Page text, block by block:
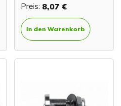
Preis: 8,07 €
In den Warenkorb